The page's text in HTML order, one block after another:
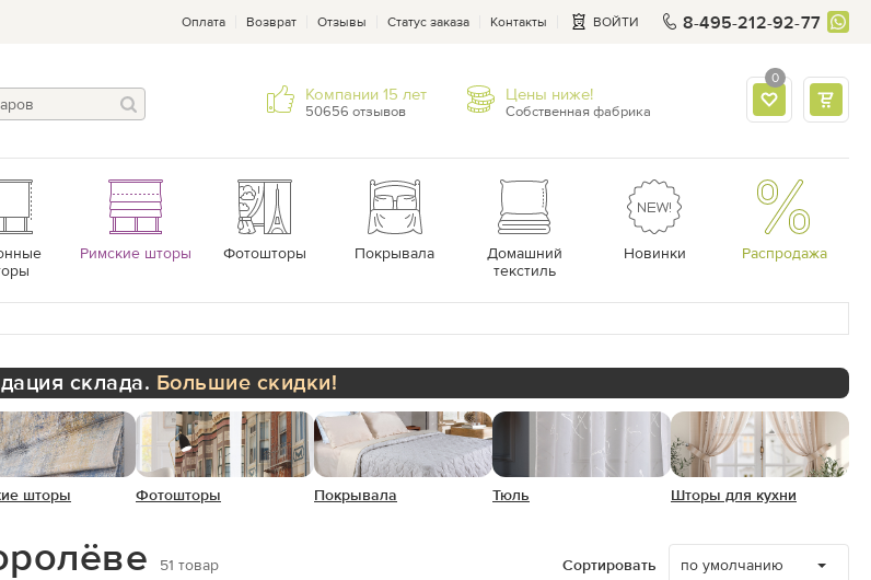
Оплата Возврат Отзывы Статус заказа Контакты ВОЙТИ 8-495-212-92-77
Компании 15 лет
50656 отзывов
Цены ниже!
Собственная фабрика
0
Римские шторы Фотошторы Покрывала
Домашний
текстиль
Новинки Распродажа
склада. Большие скидки!
шторы Фотошторы Покрывала Тюль Шторы для кухни
51 товар Сортировать по умолчанию